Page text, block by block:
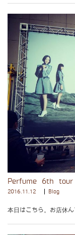
Perfume 6th tour
2016.11.12 Blog
本日はこちら。お店休